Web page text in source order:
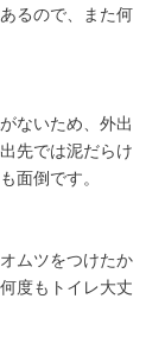
るので、また何
ないため、外出
先では泥だらけ
面倒です。
ムツをつけたか
度もトイレ大丈